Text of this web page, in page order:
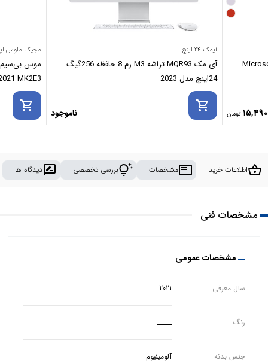
آیمک ۲۴ اینچ
آی مک MQR93 تراشه M3 رم 8 حافظه 256گیگ
24اینچ مدل 2023
ناموجود
shopping_cart
مجیک ماوس
MK2E3
shopping_cart
shopping_basketاطلاعات خرید featured_play_listمشخصات tips_and_updatesبررسی تخصصی rate_reviewدیدگاه ها
مشخصات فنی
مشخصات عمومی
سال معرفی 2021
رنگ _____
جنس بدنه آلومینیوم